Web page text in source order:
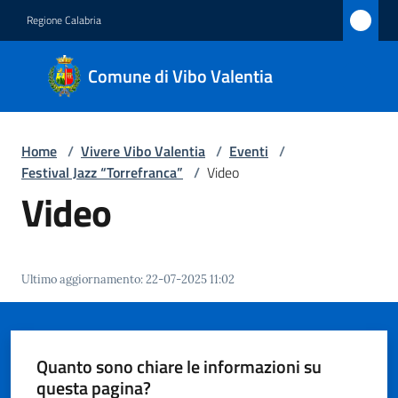
Regione Calabria
Comune di Vibo Valentia
Comune
di Vibo
Valentia
Servizi
Vivere
Vibo
Valentia
Home / Vivere Vibo Valentia / Eventi /
Festival Jazz “Torrefranca” / Video
Video
Ultimo aggiornamento:22-07-2025 11:02
Quanto sono chiare le informazioni su
questa pagina?